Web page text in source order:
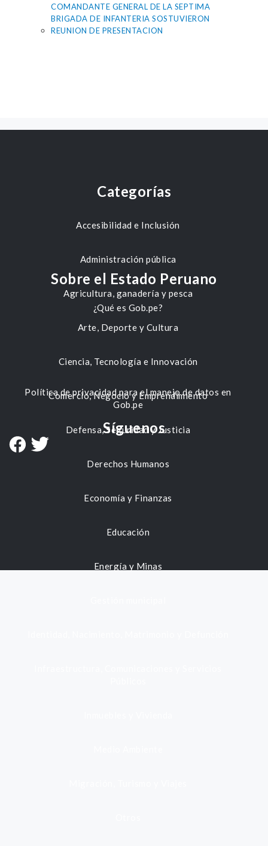
COMANDANTE GENERAL DE LA SEPTIMA
BRIGADA DE INFANTERIA SOSTUVIERON
REUNION DE PRESENTACION
Categorías
Accesibilidad e Inclusión
Administración pública
Agricultura, ganadería y pesca
Arte, Deporte y Cultura
Ciencia, Tecnología e Innovación
Comercio, Negocio y Emprendimiento
Defensa, Seguridad y Justicia
Derechos Humanos
Economía y Finanzas
Educación
Energía y Minas
Sobre el Estado Peruano
¿Qué es Gob.pe?
Política de privacidad para el manejo de datos en
Gob.pe
Síguenos